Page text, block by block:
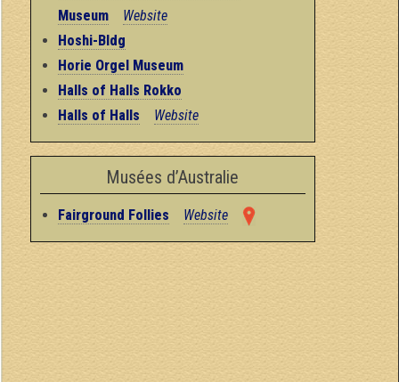
Museum
Website
Hoshi-Bldg
Horie Orgel Museum
Halls of Halls Rokko
Halls of Halls
Website
Musées d’Australie
Fairground Follies Website